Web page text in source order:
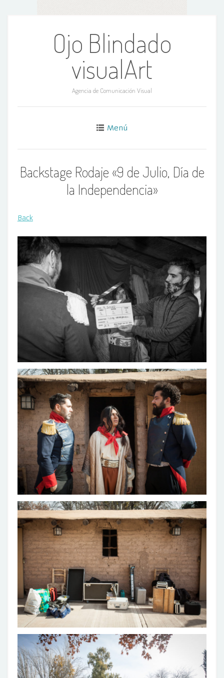
Ojo Blindado
visualArt
Agencia de Comunicación Visual
Menú
Backstage Rodaje «9 de Julio, Día de
la Independencia»
Back